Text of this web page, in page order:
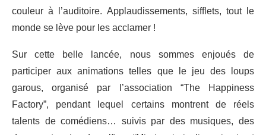
couleur à l’auditoire. Applaudissements, sifflets, tout le
monde se lève pour les acclamer !
Sur cette belle lancée, nous sommes enjoués de
participer aux animations telles que le jeu des loups
garous, organisé par l’association “The Happiness
Factory”, pendant lequel certains montrent de réels
talents de comédiens… suivis par des musiques, des